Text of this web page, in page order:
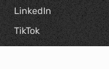
LinkedIn
TikTok